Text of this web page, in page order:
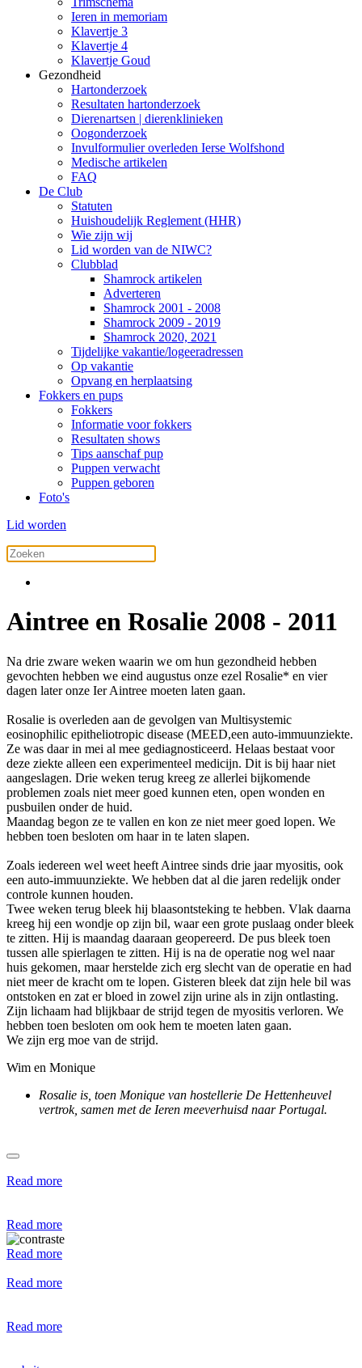
Ieren in memoriam
Klavertje 3
Klavertje 4
Klavertje Goud
Gezondheid
Hartonderzoek
Resultaten hartonderzoek
Dierenartsen | dierenklinieken
Oogonderzoek
Invulformulier overleden Ierse Wolfshond
Medische artikelen
FAQ
De Club
Statuten
Huishoudelijk Reglement (HHR)
Wie zijn wij
Lid worden van de NIWC?
Clubblad
Shamrock artikelen
Adverteren
Shamrock 2001 - 2008
Shamrock 2009 - 2019
Shamrock 2020, 2021
Tijdelijke vakantie/logeeradressen
Op vakantie
Opvang en herplaatsing
Fokkers en pups
Fokkers
Informatie voor fokkers
Resultaten shows
Tips aanschaf pup
Puppen verwacht
Puppen geboren
Foto's
Lid worden
Aintree en Rosalie 2008 - 2011
Na drie zware weken waarin we om hun gezondheid hebben
gevochten hebben we eind augustus onze ezel Rosalie* en vier
dagen later onze Ier Aintree moeten laten gaan.
Rosalie is overleden aan de gevolgen van Multisystemic
eosinophilic epitheliotropic disease (MEED,een auto-immuunziekte.
Ze was daar in mei al mee gediagnosticeerd. Helaas bestaat voor
deze ziekte alleen een experimenteel medicijn. Dit is bij haar niet
aangeslagen. Drie weken terug kreeg ze allerlei bijkomende
problemen zoals niet meer goed kunnen eten, open wonden en
pusbuilen onder de huid.
Maandag begon ze te vallen en kon ze niet meer goed lopen. We
hebben toen besloten om haar in te laten slapen.
Zoals iedereen wel weet heeft Aintree sinds drie jaar myositis, ook
een auto-immuunziekte. We hebben dat al die jaren redelijk onder
controle kunnen houden.
Twee weken terug bleek hij blaasontsteking te hebben. Vlak daarna
kreeg hij een wondje op zijn bil, waar een grote puslaag onder bleek
te zitten. Hij is maandag daaraan geopereerd. De pus bleek toen
tussen alle spierlagen te zitten. Hij is na de operatie nog wel naar
huis gekomen, maar herstelde zich erg slecht van de operatie en had
niet meer de kracht om te lopen. Gisteren bleek dat zijn hele bil was
ontstoken en zat er bloed in zowel zijn urine als in zijn ontlasting.
Zijn lichaam had blijkbaar de strijd tegen de myositis verloren. We
hebben toen besloten om ook hem te moeten laten gaan.
We zijn erg moe van de strijd.
Wim en Monique
Rosalie is, toen Monique van hostellerie De Hettenheuvel
vertrok, samen met de Ieren meeverhuisd naar Portugal.
Read more
Read more
Read more
Read more
Read more